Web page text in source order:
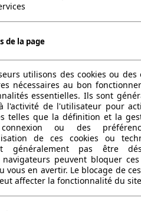
freins)
g/km (komb.)
l/100km
l/100km
l/100km
Euro 4
l
de la page
utilisons des cookies ou des
nécessaires au bon
essentielles. Ils sont
l'activité de l'utilisateur pour
telles que la définition et la
ou des
de ces cookies ou
généralement pas être
peuvent bloquer ces
vous en avertir. Le blocage de
affecter la fonctionnalité du